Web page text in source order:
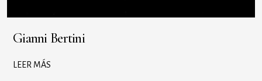
Gianni Bertini
LEER MÁS